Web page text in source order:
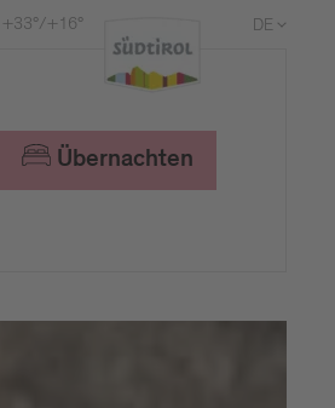
+33°/+16° DE
Übernachten